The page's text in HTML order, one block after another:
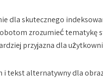
dla skutecznego
zrozumieć tematykę
przyjazna dla
tekst alternatywny dla